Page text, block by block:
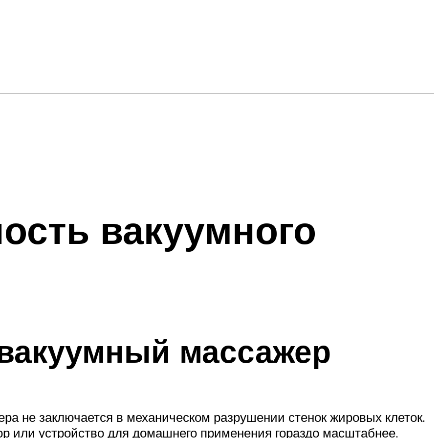
вакуумного
массажер
не заключается в механическом разрушении стенок жировых клеток.
или устройство для домашнего применения гораздо масштабнее.